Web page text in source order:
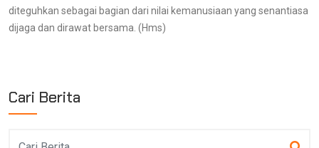
diteguhkan sebagai bagian dari nilai kemanusiaan yang senantiasa
dijaga dan dirawat bersama. (Hms)
Cari Berita